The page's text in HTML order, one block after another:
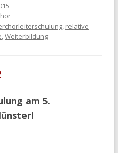
, relative
,Weiterbildung
am 5.